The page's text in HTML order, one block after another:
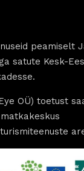
peamiselt
satute Kesk-
OÜ) toetust